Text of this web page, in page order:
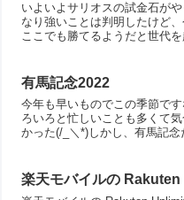
いよいよサリオスの試金石が
なり強いことは判明したけど
ここでも勝てるようだと世代
有馬記念2022
今年も早いものでこの季節で
ろいろと忙しいことも多くて
かった(/_＼*)しかし、有馬記
楽天モバイルの